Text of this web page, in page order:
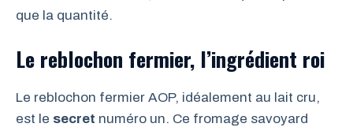
que la quantité.
Le reblochon fermier, l’ingrédient roi
Le reblochon fermier AOP, idéalement au lait cru,
est le secret numéro un. Ce fromage savoyard